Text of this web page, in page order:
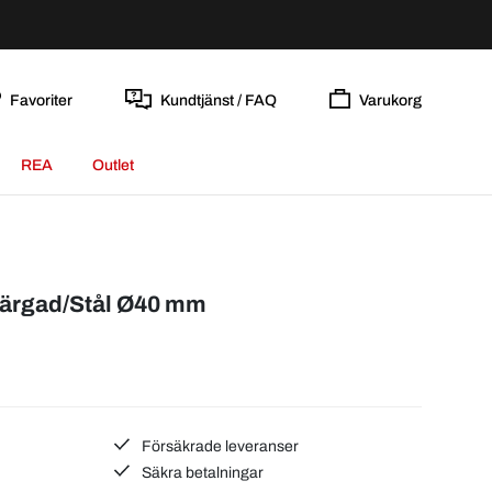
Favoriter Kundtjänst / FAQ Varukorg
REA Outlet
Stål Ø40 mm
Försäkrade leveranser
Säkra betalningar